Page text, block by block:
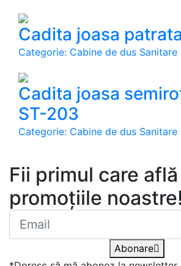
Cadita joasa
Categorie: Cabine de dus Sanitare
Cadita joasa
ST-203
Categorie: Cabine de dus Sanitare
Fii primul care
promoțiile noastre!
Abonare